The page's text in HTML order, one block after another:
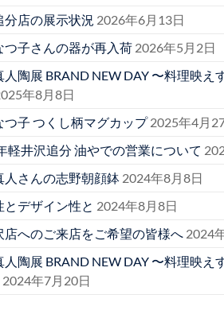
分店の展示状況 2026年6月13日
つ子さんの器が再入荷 2026年5月2日
人陶展 BRAND NEW DAY 〜料理映え
年8月8日
つ子 つくし柄マグカップ 2025年4月
軽井沢追分 油やでの営業について
人さんの志野朝顔鉢 2024年8月8日
とデザイン性と 2024年8月8日
店へのご来店をご希望の皆様へ 2024
人陶展 BRAND NEW DAY 〜料理映え
2024年7月20日